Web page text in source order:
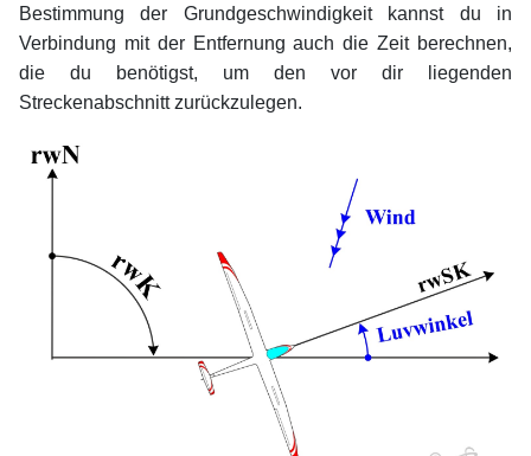
Bestimmung der Grundgeschwindigkeit kannst du in
Verbindung mit der Entfernung auch die Zeit berechnen,
die du benötigst, um den vor dir liegenden
Streckenabschnitt zurückzulegen.